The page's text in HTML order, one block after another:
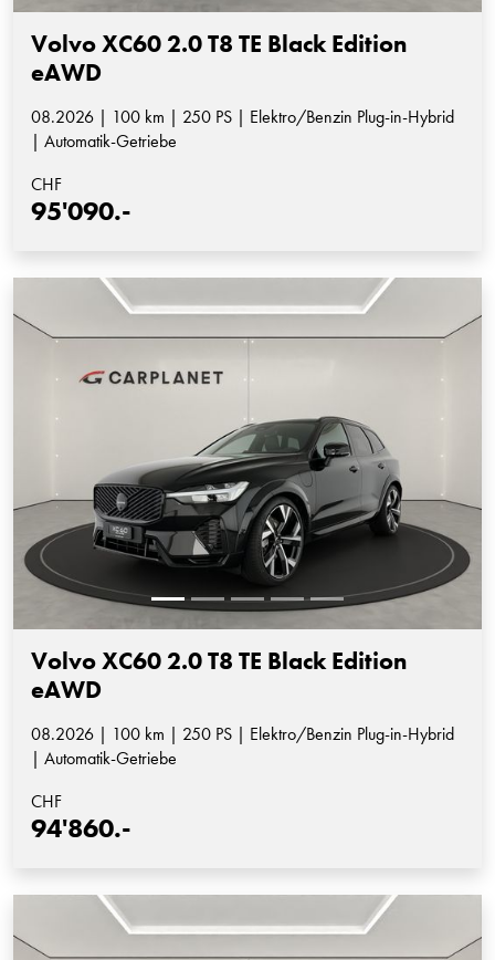
Volvo XC60 2.0 T8 TE Black Edition
eAWD
08.2026 | 100 km | 250 PS | Elektro/Benzin Plug-in-Hybrid
| Automatik-Getriebe
CHF
95'090.-
Volvo XC60 2.0 T8 TE Black Edition
eAWD
08.2026 | 100 km | 250 PS | Elektro/Benzin Plug-in-Hybrid
| Automatik-Getriebe
CHF
94'860.-